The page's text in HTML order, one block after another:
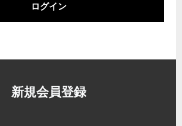
ログイン
新規会員登録